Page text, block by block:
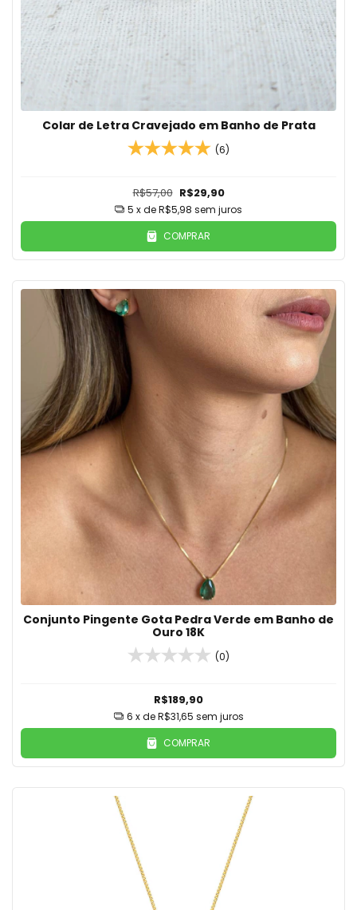
Colar de Letra Cravejado em Banho de Prata
(6)
R$57,00 R$29,90
5 x deR$5,98 sem juros
COMPRAR
Conjunto Pingente Gota Pedra Verde em Banho de
Ouro 18K
(0)
R$189,90
6 x deR$31,65 sem juros
COMPRAR